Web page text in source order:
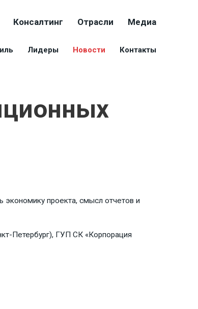
Консалтинг Отрасли Медиа
Лидеры Новости Контакты
экономику проекта, смысл отчетов и
Петербург), ГУП СК «Корпорация